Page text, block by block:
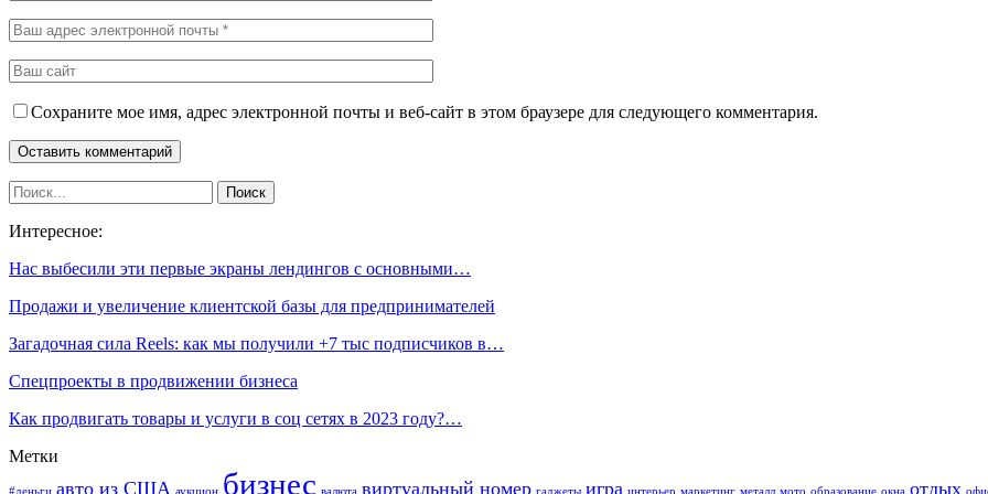
Сохраните мое имя, адрес электронной почты и веб-сайт в этом браузере для следующего комментария.
Интересное:
Нас выбесили эти первые экраны лендингов с основными…
Продажи и увеличение клиентской базы для предпринимателей
Загадочная сила Reels: как мы получили +7 тыс подписчиков в…
Спецпроекты в продвижении бизнеса
Как продвигать товары и услуги в соц сетях в 2023 году?…
Метки
#деньги авто из США аукцион бизнес валюта виртуальный номер гаджеты игра интерьер маркетинг металл мото образование окна отдых